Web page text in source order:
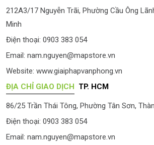
212A3/17 Nguyễn Trãi, Phường Cầu Ông
Minh
Điện thoại: 0903 383 054
Email: nam.nguyen@mapstore.vn
Website: www.giaiphapvanphong.vn
ĐỊA CHỈ GIAO DỊCH TP. HCM
86/25 Trần Thái Tông, Phường Tân Sơn,
Điện thoại: 0903 383 054
Email: nam.nguyen@mapstore.vn